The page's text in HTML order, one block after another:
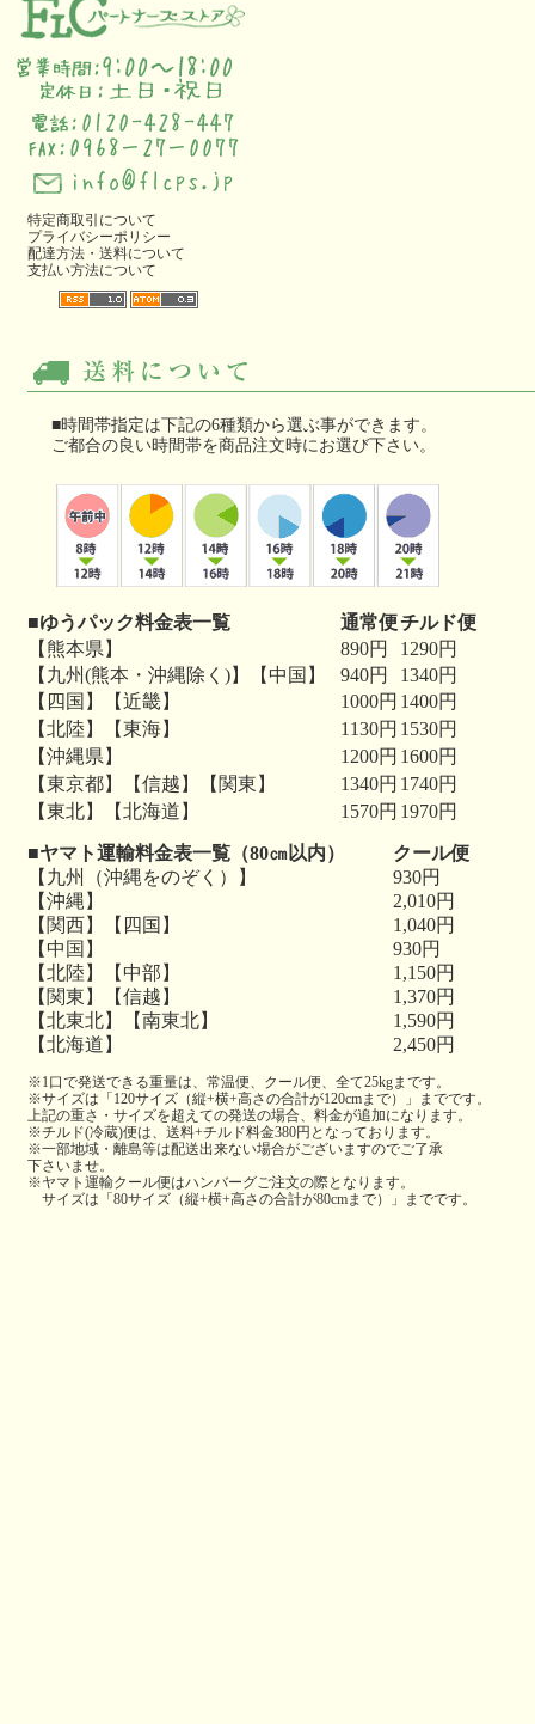
特定商取引について
プライバシーポリシー
配達方法・送料について
支払い方法について
■時間帯指定は下記の6種類から選ぶ事ができます。
ご都合の良い時間帯を商品注文時にお選び下さい。
■ゆうパック料金表一覧 通常便チルド便
【熊本県】
890円
1290円
【九州(熊本・沖縄除く)】【中国】
940円
1340円
【四国】【近畿】
1000円 1400円
【北陸】【東海】
1130円 1530円
【沖縄県】
1200円 1600円
【東京都】【信越】【関東】
1340円 1740円
【東北】【北海道】
1570円 1970円
■ヤマト運輸料金表一覧（80㎝以内）
クール便
【九州（沖縄をのぞく）】
930円
【沖縄】
2,010円
【関西】【四国】
1,040円
【中国】
930円
【北陸】【中部】
1,150円
【関東】【信越】
1,370円
【北東北】【南東北】
1,590円
【北海道】
2,450円
※1口で発送できる重量は、常温便、クール便、全て25kgまです。
※サイズは「120サイズ（縦+横+高さの合計が120cmまで）」までです。
上記の重さ・サイズを超えての発送の場合、料金が追加になります。
※チルド(冷蔵)便は、送料+チルド料金380円となっております。
※一部地域・離島等は配送出来ない場合がございますのでご了承
下さいませ。
※ヤマト運輸クール便はハンバーグご注文の際となります。
サイズは「80サイズ（縦+横+高さの合計が80cmまで）」までです。